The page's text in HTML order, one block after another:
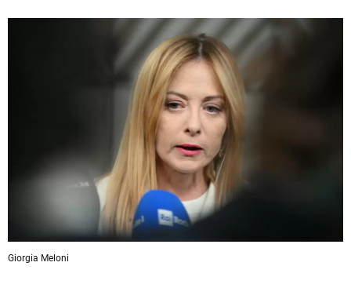
Giorgia Meloni